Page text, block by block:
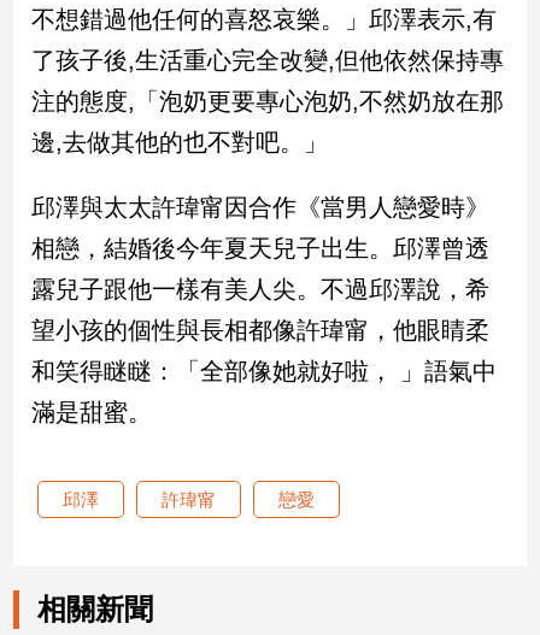
兩
岸/
國
際
地
方
新
冠
病
專
區
觀
點
不想錯過他任何的喜怒哀樂。」邱澤表示,有
了孩子後,生活重心完全改變,但他依然保持專
注的態度,「泡奶更要專心泡奶,不然奶放在那
邊,去做其他的也不對吧。」
邱澤與太太許瑋甯因合作《當男人戀愛時》
相戀，結婚後今年夏天兒子出生。邱澤曾透
露兒子跟他一樣有美人尖。不過邱澤說，希
望小孩的個性與長相都像許瑋甯，他眼睛柔
和笑得瞇瞇：「全部像她就好啦， 」語氣中
滿是甜蜜。
邱澤 許瑋甯 戀愛
相關新聞